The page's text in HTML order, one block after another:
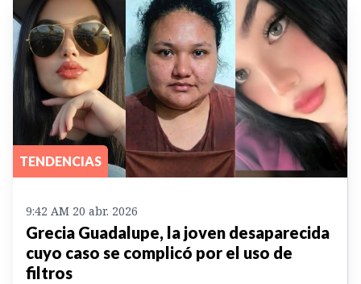
TENDENCIAS
9:42 AM 20 abr. 2026
Grecia Guadalupe, la joven desaparecida
cuyo caso se complicó por el uso de
filtros